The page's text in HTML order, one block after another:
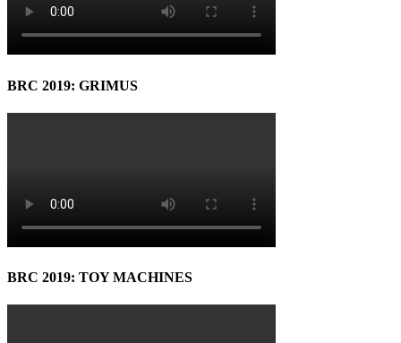
BRC 2019: GRIMUS
BRC 2019: TOY MACHINES